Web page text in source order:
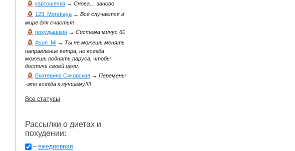
картошечка → Снова… заново
123_Morskaya → Всё случается в
мире для счастья!
похудышкин → Система минус 60
Asun_Mi → Ты не можешь менять
направление ветра, но всегда
можешь поднять паруса, чтобы
достичь своей цели.
Екатерина Сикорская → Перемены
-это всегда к лучшему!!!!
Все статусы
Рассылки о диетах и
похудении:
– ежедневная